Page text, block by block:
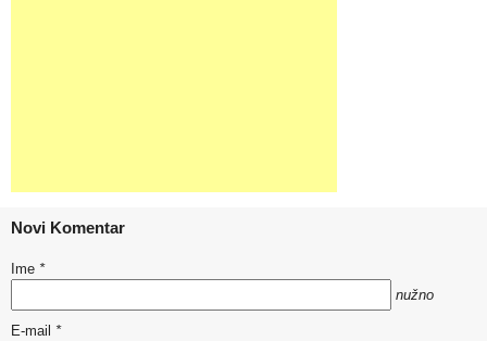
Novi Komentar
Ime *
nužno
E-mail *